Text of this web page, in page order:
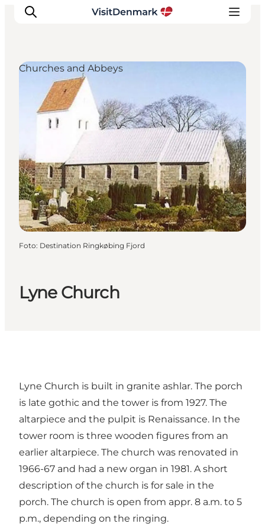
Inspiratie
Bestemmingen
Wat te doen
Accommodaties
Plan je reis
Lyne Church
Churches and Abbeys
Foto: Destination Ringkøbing Fjord
Lyne Church is built in granite ashlar. The porch
is late gothic and the tower is from 1927. The
altarpiece and the pulpit is Renaissance. In the
tower room is three wooden figures from an
earlier altarpiece. The church was renovated in
1966-67 and had a new organ in 1981. A short
description of the church is for sale in the
porch. The church is open from appr. 8 a.m. to 5
p.m., depending on the ringing.